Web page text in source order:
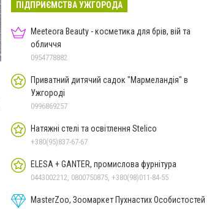
Артемом Ромчаком
ПІДПРИЄМСТВА УЖГОРОДА
Meeteora Beauty - косметика для брів, вій та
обличчя
0954778882
Приватний дитячий садок "Мармеландія" в
Ужгороді
0996869257
Натяжні стелі та освітлення Stelico
+380(95)837-67-67
ELESA + GANTER, промислова фурнітура
0443002212, 0800750875, +380(98)011-84-55
MasterZoo, Зоомаркет Пухнастих Особистостей